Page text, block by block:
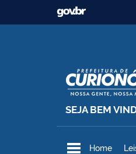
Ir para o conteúdo
SEJA BEM
Prefeitura
Home